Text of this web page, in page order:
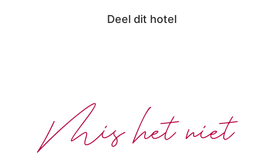
Deel dit hotel
Mis het niet